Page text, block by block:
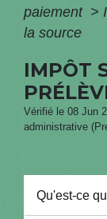
paiement >
la source
IMPÔT
Vérifié le 08 Jun
administrative
Qu'est-ce